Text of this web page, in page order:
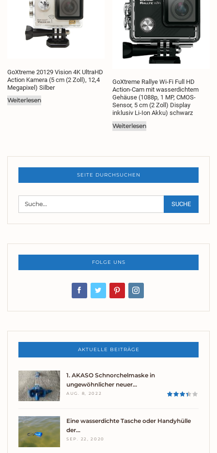
GoXtreme 20129 Vision 4K UltraHD
Action Kamera (5 cm (2 Zoll), 12,4
Megapixel) Silber
Weiterlesen
GoXtreme Rallye Wi-Fi Full HD
Action-Cam mit wasserdichtem
Gehäuse (1088p, 1 MP, CMOS-
Sensor, 5 cm (2 Zoll) Display
inklusiv Li-Ion Akku) schwarz
Weiterlesen
SEITE DURCHSUCHEN
FOLGE UNS
AKTUELLE BEITRÄGE
1. AKASO Schnorchelmaske in
ungewöhnlicher neuer…
AUG. 8, 2022
Eine wasserdichte Tasche oder Handyhülle
der…
SEP. 22, 2020